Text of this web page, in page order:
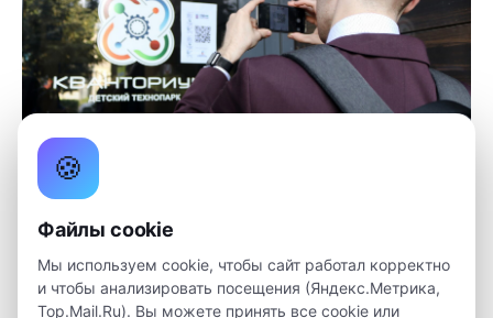
Сезон уличных квестов возвращается!
военный»!
🍪
Файлы cookie
Мы используем cookie, чтобы сайт работал корректно
и чтобы анализировать посещения (Яндекс.Метрика,
Top.Mail.Ru). Вы можете принять все cookie или